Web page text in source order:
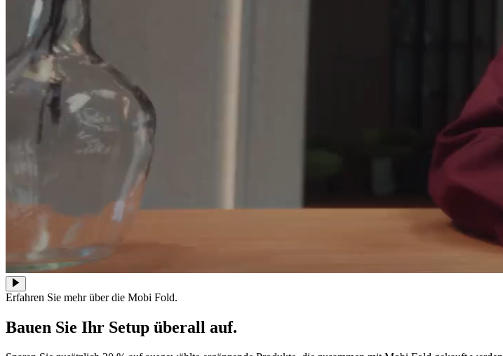
Erfahren Sie mehr über die Mobi Fold.
Bauen Sie Ihr Setup überall auf.